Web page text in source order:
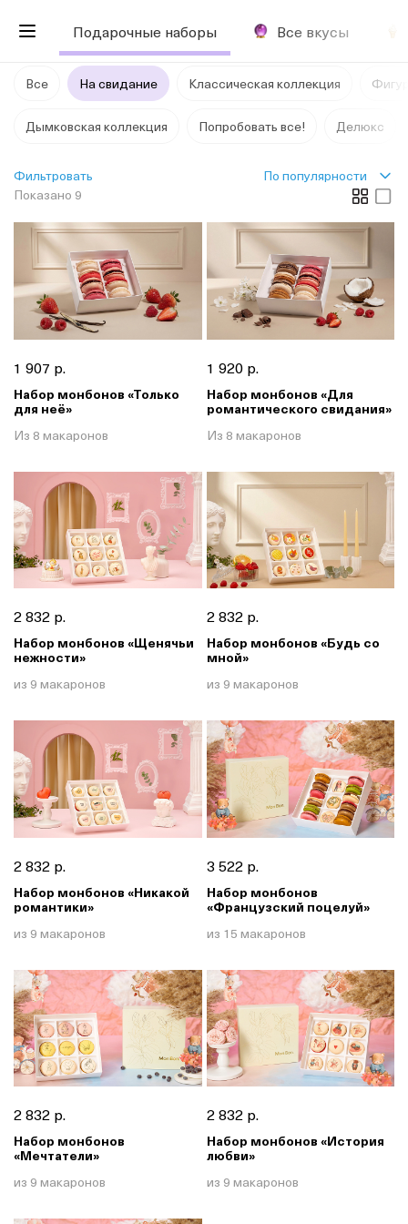
Подарочные наборы Все вкусы
Все На свидание Классическая коллекция
Дымковская коллекция Попробовать все! Делюкс
Показано 9
Фильтровать По популярности
1 907 р.
Набор монбонов «Только
для неё»
Из 8 макаронов
1 920 р.
Набор монбонов «Для
романтического свидания»
Из 8 макаронов
2 832 р.
Набор монбонов «Щенячьи
нежности»
из 9 макаронов
2 832 р.
Набор монбонов «Будь со
мной»
из 9 макаронов
2 832 р.
Набор монбонов «Никакой
романтики»
из 9 макаронов
3 522 р.
Набор монбонов
«Французский поцелуй»
из 15 макаронов
2 832 р.
Набор монбонов
«Мечтатели»
из 9 макаронов
2 832 р.
Набор монбонов «История
любви»
из 9 макаронов